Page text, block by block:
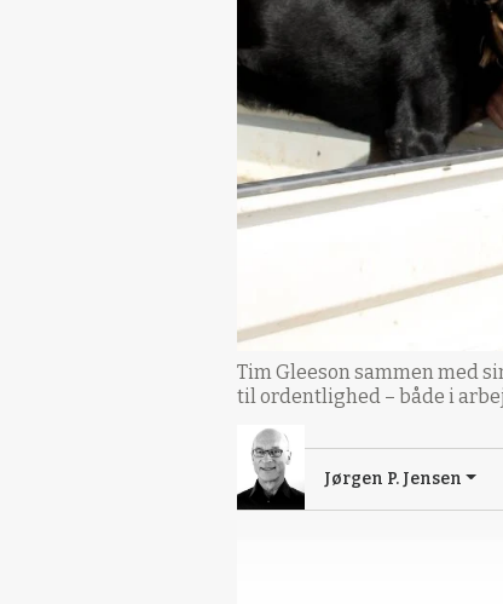
Tim Gleeson sammen med
til ordentlighed – både i
Jørgen P. Jensen